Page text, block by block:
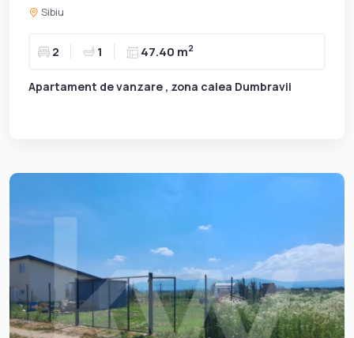
Sibiu
2 1 47.40 m2
Apartament de vanzare , zona calea Dumbravii